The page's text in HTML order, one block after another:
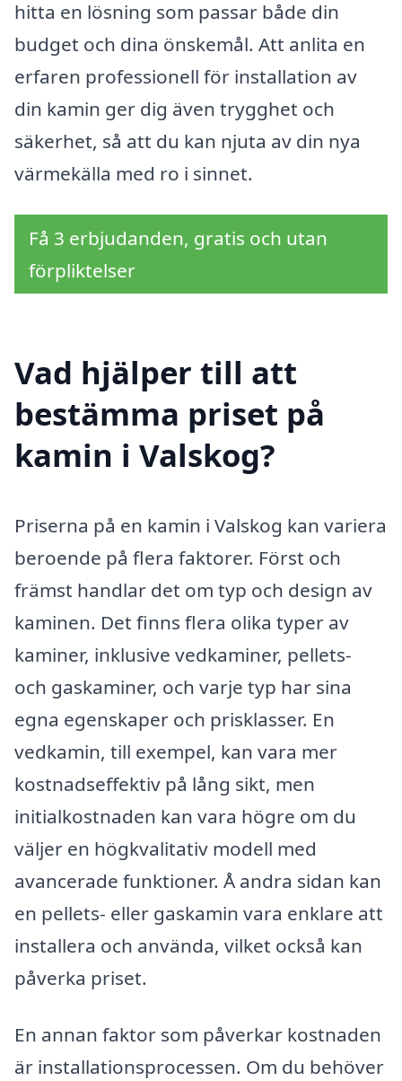
hitta en lösning som passar både din
budget och dina önskemål. Att anlita en
erfaren professionell för installation av
din kamin ger dig även trygghet och
säkerhet, så att du kan njuta av din nya
värmekälla med ro i sinnet.
Få 3 erbjudanden, gratis och utan
förpliktelser
Vad hjälper till att
bestämma priset på
kamin i Valskog?
Priserna på en kamin i Valskog kan variera
beroende på flera faktorer. Först och
främst handlar det om typ och design av
kaminen. Det finns flera olika typer av
kaminer, inklusive vedkaminer, pellets-
och gaskaminer, och varje typ har sina
egna egenskaper och prisklasser. En
vedkamin, till exempel, kan vara mer
kostnadseffektiv på lång sikt, men
initialkostnaden kan vara högre om du
väljer en högkvalitativ modell med
avancerade funktioner. Å andra sidan kan
en pellets- eller gaskamin vara enklare att
installera och använda, vilket också kan
påverka priset.
En annan faktor som påverkar kostnaden
är installationsprocessen. Om du behöver